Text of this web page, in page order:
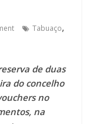
Tabuaço,
de duas
do concelho
no
na